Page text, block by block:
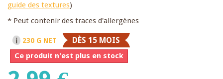
guide des textures)
* Peut contenir des traces d'allergènes
230 G NET DÈS 15 MOIS
Ce produit n'est plus en stock